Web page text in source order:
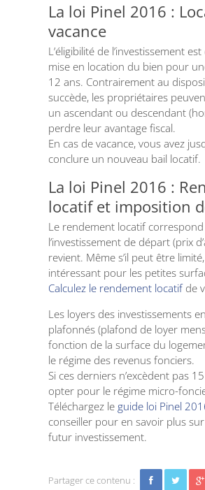
La loi Pinel 2016 :
vacance
L’éligibilité de l’investissement
mise en location du bien pour
12 ans. Contrairement au
succède, les propriétaires
un ascendant ou descendant
perdre leur avantage fiscal.
En cas de vacance, vous avez
conclure un nouveau bail locatif.
La loi Pinel 2016 :
locatif et imposition
Le rendement locatif
l’investissement de départ (prix
revient. Même s’il peut être
intéressant pour les petites
Calculez le rendement locatifde
Les loyers des investissements
plafonnés (plafond de loyer
fonction de la surface du
le régime des revenus fonciers.
Si ces derniers n’excèdent pas
opter pour le régime micro-
Téléchargez le guide loi Pinel
conseiller pour en savoir plus
futur investissement.
Partager ce contenu :